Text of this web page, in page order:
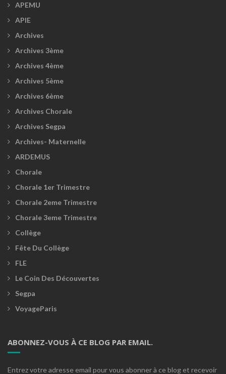
APEMU
APIE
Archives
Archives 3ème
Archives 4ème
Archives 5ème
Archives 6ème
Archives Chorale
Archives Segpa
Archives- Maternelle
ARDEMUS
Chorale
Chorale 1er Trimestre
Chorale 2eme Trimestre
Chorale 3eme Trimestre
Collège
Fête Du Collège
FLE
Le Coin Des Découvertes
Segpa
VoyageParis
ABONNEZ-VOUS À CE BLOG PAR EMAIL.
Entrez votre adresse email pour vous abonner à ce blog et recevoir